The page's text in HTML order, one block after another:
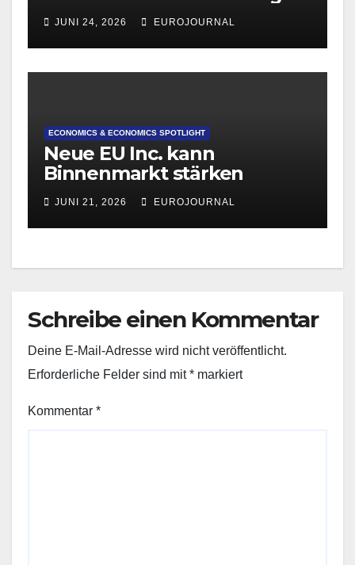
JUNI 24, 2026 EUROJOURNAL
ECONOMICS & ECONOMICS SPOTLIGHT
Neue EU Inc. kann
Binnenmarkt stärken
JUNI 21, 2026 EUROJOURNAL
Schreibe einen Kommentar
Deine E-Mail-Adresse wird nicht veröffentlicht.
Erforderliche Felder sind mit* markiert
Kommentar *